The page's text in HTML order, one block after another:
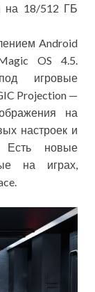
на 18/512 ГБ
Android
OS 4.5.
игровые
Projection —
на
настроек и
Есть новые
на играх,